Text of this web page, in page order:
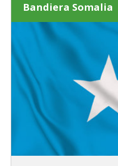
Bandiera Somalia